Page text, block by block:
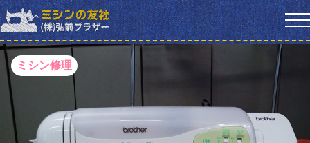
ミシン修理